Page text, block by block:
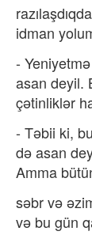
idman
-
asan deyil.
çətinliklər
- Təbii ki,
də asan
Amma
səbr və
və bu gün